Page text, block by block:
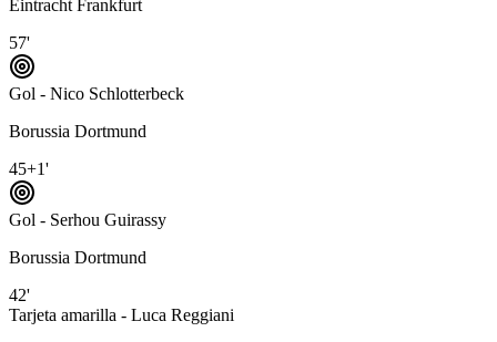
Eintracht Frankfurt
57'
Gol - Nico Schlotterbeck
Borussia Dortmund
45+1'
Gol - Serhou Guirassy
Borussia Dortmund
42'
Tarjeta amarilla - Luca Reggiani